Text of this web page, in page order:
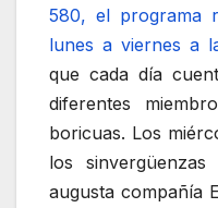
580, el programa
lunes a viernes a
que cada día
diferentes
boricuas. Los
los
augusta compañía